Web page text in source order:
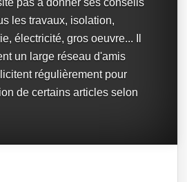
pas à donner ses conseils
les travaux, isolation,
électricité, gros oeuvre... Il
un large réseau d'amis
régulièrement pour
de certains articles selon